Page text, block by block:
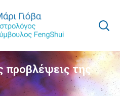
προβλέψεις της